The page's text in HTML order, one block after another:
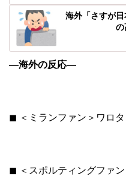
海外「さすが
の
―海外の反応―
◼︎ ＜ミランファン＞ワロタ
◼︎ ＜スポルティングファ